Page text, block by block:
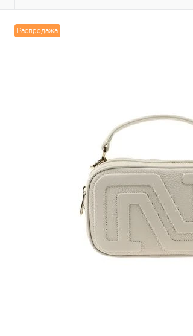
Распродажа